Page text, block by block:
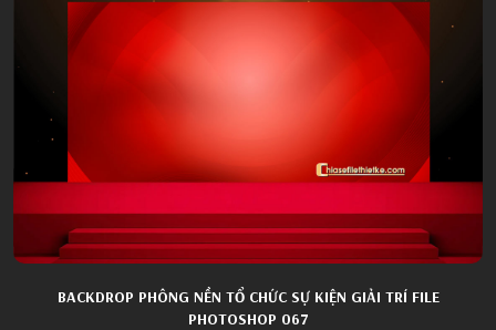
BACKDROP PHÔNG NỀN TỔ CHỨC SỰ KIỆN GIẢI TRÍ FILE
PHOTOSHOP 067